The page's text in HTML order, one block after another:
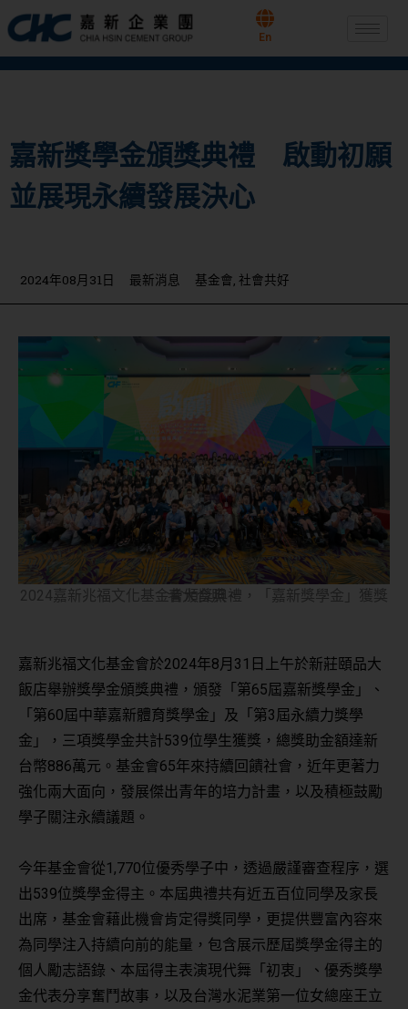
至
要
En
嘉新獎學金頒獎典禮 啟動初願
並展現永續發展決心
2024年08月31日 最新消息 基金會,社會共好
2024嘉新兆福文化基金會頒獎典禮，「嘉新獎學金」獲獎者大合照。
嘉新兆福文化基金會於2024年8月31日上午於新莊頤品大
飯店舉辦獎學金頒獎典禮，頒發「第65屆嘉新獎學金」、
「第60屆中華嘉新體育獎學金」及「第3屆永續力獎學
金」，三項獎學金共計539位學生獲獎，總獎助金額達新
台幣886萬元。基金會65年來持續回饋社會，近年更著力
強化兩大面向，發展傑出青年的培力計畫，以及積極鼓勵
學子關注永續議題。
今年基金會從1,770位優秀學子中，透過嚴謹審查程序，選
出539位獎學金得主。本屆典禮共有近五百位同學及家長
出席，基金會藉此機會肯定得獎同學，更提供豐富內容來
為同學注入持續向前的能量，包含展示歷屆獎學金得主的
個人勵志語錄、本屆得主表演現代舞「初衷」、優秀獎學
金代表分享奮鬥故事，以及台灣水泥業第一位女總座王立